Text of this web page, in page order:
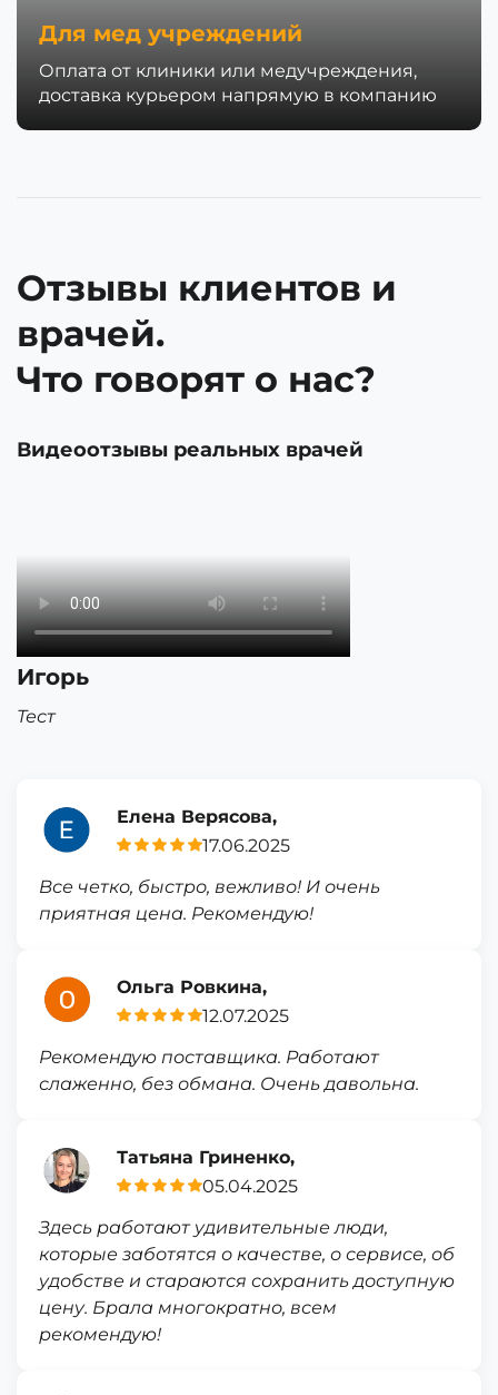
Для мед учреждений
Оплата от клиники или медучреждения,
доставка курьером напрямую в компанию
Отзывы клиентов и
врачей.
Что говорят о нас?
Видеоотзывы реальных врачей
Игорь
Тест
Елена Верясова,
17.06.2025
Все четко, быстро, вежливо! И очень
приятная цена. Рекомендую!
Ольга Ровкина,
12.07.2025
Рекомендую поставщика. Работают
слаженно, без обмана. Очень давольна.
Татьяна Гриненко,
05.04.2025
Здесь работают удивительные люди,
которые заботятся о качестве, о сервисе, об
удобстве и стараются сохранить доступную
цену. Брала многократно, всем
рекомендую!